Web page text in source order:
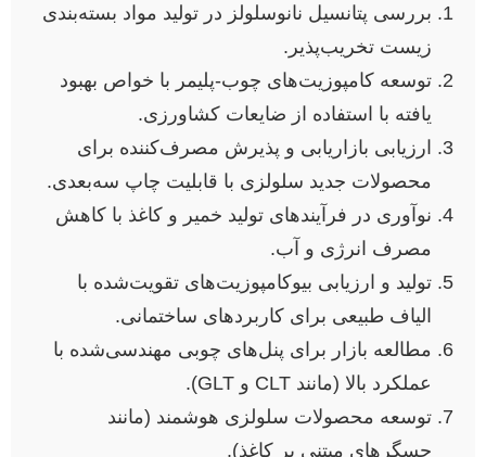
بررسی پتانسیل نانوسلولز در تولید مواد بسته‌بندی
زیست تخریب‌پذیر.
توسعه کامپوزیت‌های چوب-پلیمر با خواص بهبود
یافته با استفاده از ضایعات کشاورزی.
ارزیابی بازاریابی و پذیرش مصرف‌کننده برای
محصولات جدید سلولزی با قابلیت چاپ سه‌بعدی.
نوآوری در فرآیندهای تولید خمیر و کاغذ با کاهش
مصرف انرژی و آب.
تولید و ارزیابی بیوکامپوزیت‌های تقویت‌شده با
الیاف طبیعی برای کاربردهای ساختمانی.
مطالعه بازار برای پنل‌های چوبی مهندسی‌شده با
عملکرد بالا (مانند CLT و GLT).
توسعه محصولات سلولزی هوشمند (مانند
حسگرهای مبتنی بر کاغذ).